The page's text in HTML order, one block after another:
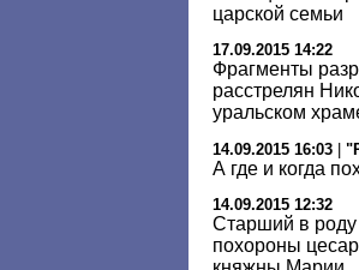
царской семьи
17.09.2015 14:22
Фрагменты
расстрелян
уральском
14.09.2015 16:03 |
А где и когда
14.09.2015 12:32
Старший в
похороны